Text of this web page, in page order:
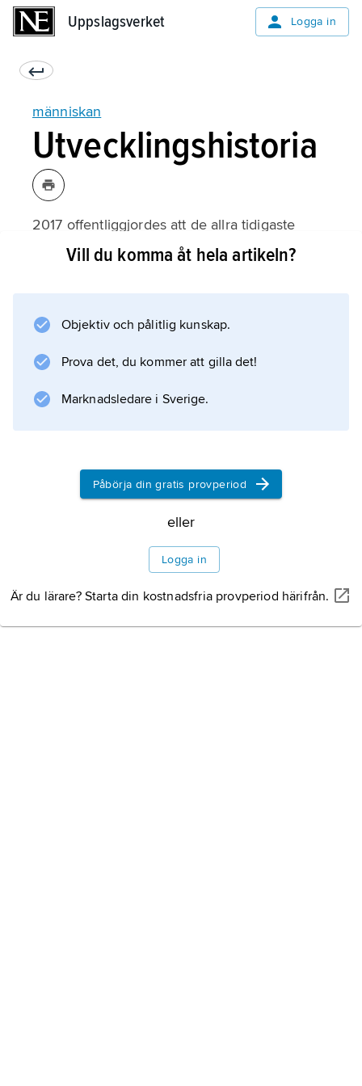
Uppslagsverket Logga in
människan
Utvecklingshistoria
2017 offentliggjordes att de allra tidigaste
lämningarna av den anatomiskt moderna
forskarlag under ledning av den algerisk-
franske antropologen Jean-Jacques Hublin
individer, varav ett barn
Information om artikeln
Vill du komma åt hela artikeln?
Objektiv och pålitlig kunskap.
Prova det, du kommer att gilla det!
Marknadsledare i Sverige.
Påbörja din gratis provperiod
eller
Logga in
Är du lärare? Starta din kostnadsfria provperiod härifrån.